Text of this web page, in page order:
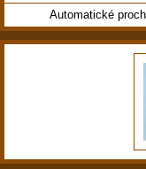
Automatické